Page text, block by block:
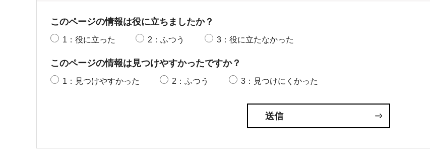
このページの情報は役に立ちましたか？
1：役に立った 2：ふつう 3：役に立たなかった
このページの情報は見つけやすかったですか？
1：見つけやすかった 2：ふつう 3：見つけにくかった